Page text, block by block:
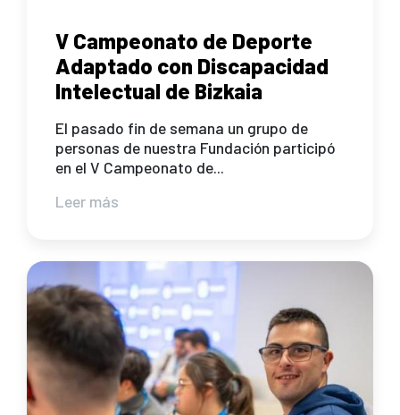
V Campeonato de Deporte
Adaptado con Discapacidad
Intelectual de Bizkaia
El pasado fin de semana un grupo de
personas de nuestra Fundación participó
en el V Campeonato de...
Leer más